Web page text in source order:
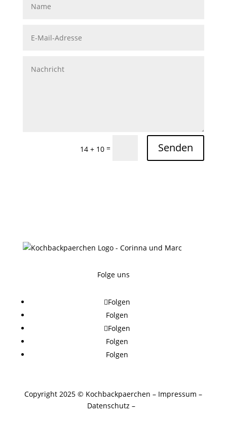
14 + 10 = Senden
Folge uns
Folgen
Folgen
Folgen
Folgen
Folgen
Copyright 2025 © Kochbackpaerchen – Impressum –
Datenschutz –